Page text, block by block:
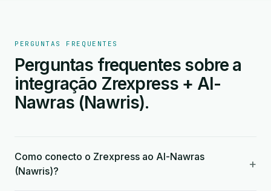
PERGUNTAS FREQUENTES
Perguntas frequentes sobre a
integração Zrexpress + Al-
Nawras (Nawris).
Como conecto o Zrexpress ao Al-Nawras
(Nawris)?
+